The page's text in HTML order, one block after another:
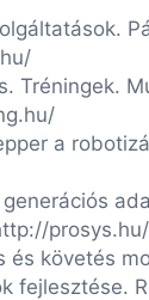
robotizált